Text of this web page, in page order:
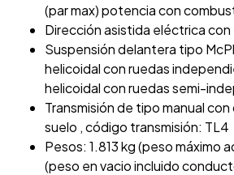
(par max) potencia con
Dirección asistida eléctrica
Suspensión delantera tipo
helicoidal con ruedas
helicoidal con ruedas semi-
Transmisión de tipo manual
suelo , código transmisión: TL4
Pesos: 1.813 kg (peso máximo
(peso en vacio incluido